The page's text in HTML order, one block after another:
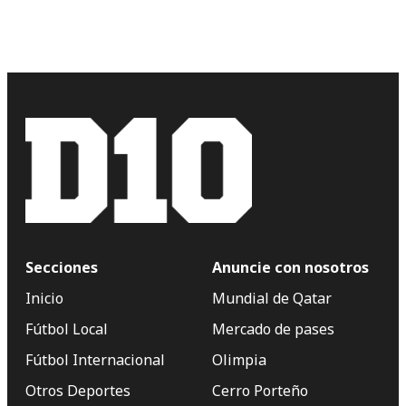
Secciones
Inicio
Fútbol Local
Fútbol Internacional
Otros Deportes
Anuncie con nosotros
Mundial de Qatar
Mercado de pases
Olimpia
Cerro Porteño